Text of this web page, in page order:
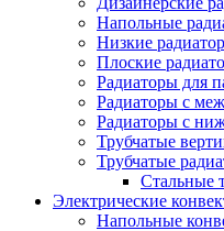
Напольные
Низкие
Плоские
Радиаторы для
Радиаторы с
Радиаторы с
Трубчатые
Трубчатые
Cтальные
Электрические
Напольные